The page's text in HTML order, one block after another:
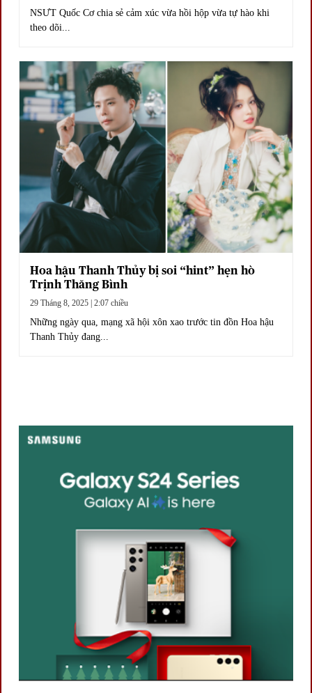
NSƯT Quốc Cơ chia sẻ cảm xúc vừa hồi hộp vừa tự hào khi
theo dõi...
Hoa hậu Thanh Thủy bị soi “hint” hẹn hò
Trịnh Thăng Bình
29 Tháng 8, 2025 | 2:07 chiều
Những ngày qua, mạng xã hội xôn xao trước tin đồn Hoa hậu
Thanh Thủy đang...